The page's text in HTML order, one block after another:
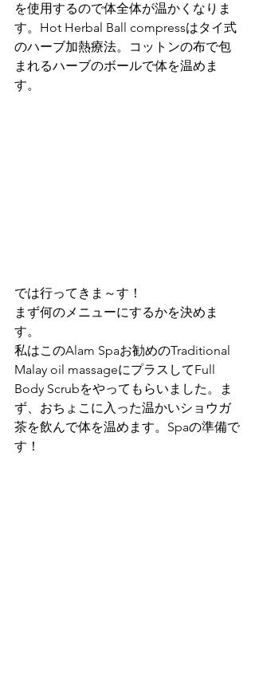
を使用するので体全体が温かくなりま
す。Hot Herbal Ball compressはタイ式
のハーブ加熱療法。コットンの布で包
まれるハーブのボールで体を温めま
す。
では行ってきま～す！
まず何のメニューにするかを決めま
す。
私はこのAlam Spaお勧めのTraditional
Malay oil massageにプラスしてFull
Body Scrubをやってもらいました。ま
ず、おちょこに入った温かいショウガ
茶を飲んで体を温めます。Spaの準備で
す！